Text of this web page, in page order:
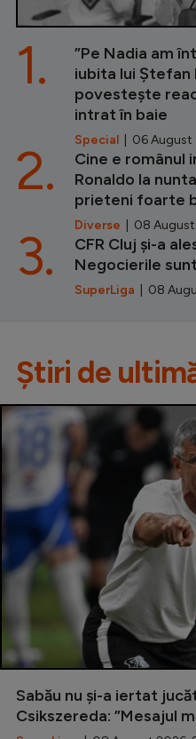
”Pe Nadia am
iubita lui Ștefan
povestește
intrat în baie
Special | 06 August
1.
Cine e românul
Ronaldo la
prieteni foarte
Diverse | 08 August
2.
CFR Cluj și-a
Negocierile
SuperLiga | 08
3.
Știri de
Sabău nu și-a iertat
Csikszereda: ”Mesajul